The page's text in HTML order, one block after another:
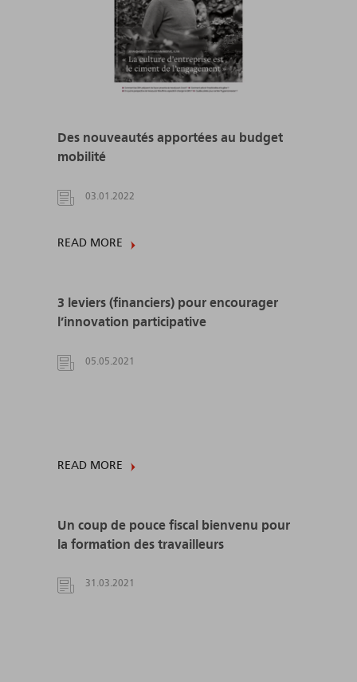
Des nouveautés apportées au budget
mobilité
03.01.2022
READ MORE
3 leviers (financiers) pour encourager
l’innovation participative
05.05.2021
READ MORE
Un coup de pouce fiscal bienvenu pour
la formation des travailleurs
31.03.2021